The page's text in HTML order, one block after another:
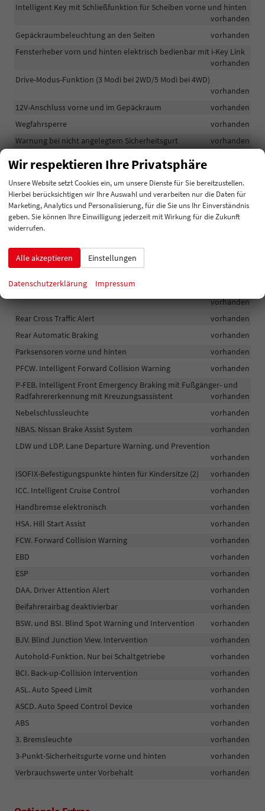
Intelligent Key mit Schließfunktion für Scheiben vorne und hinten
vorhanden
Gepäckraumbeleuchtung an den Seiten
vorhanden
Fensterheber vorn und hinten elektrisch bedienbar mit i-Key Link
vorhanden
Drive-Modus-Funktion (3 Modi bei 2WD/5 Modi bei 4WD)
vorhanden
12V-Anschluss vorne und im Gepäckraum
vorhanden
Wegfahrsperre
vorhanden
Warnung bei nicht angelegtem Sicherheitsgurt
vorhanden
Warnleuchten automatisch (Richtungsanzeiger hinten) bei
Notstopp
Verkehrszeichenerkennung/Traffic Sign Recognition (TSR)
vorhanden
VDC. Vehicle Dynamic Control
vorhanden
TPMS. Reifendruckkontrollsystem
Servolenkung elektronisch und geschwindigkeitsabhängig
Rückfahrkamera mit dynamischer Abstandsmarkierung
vorhanden
Rear Cross Traffic Alert
vorhanden
Rear Automatic Braking
vorhanden
Parksensoren vorne und hinten
vorhanden
PFCW. Intelligent Forward Collision Warning
vorhanden
P-FEB. Intelligent Front Emergency Braking mit Fußgänger- und
Radfahrererkennung mit Kreuzungsassistent
vorhanden
Nebelschlussleuchte
vorhanden
NBAS. Nissan Brake Assist System
vorhanden
LDW und LDP. Lane Departure Warning. und Prevention
vorhanden
ISOFIX-Befestigungspunkte hinten für Kindersitze (2)
vorhanden
ICC. Intelligent Cruise Control
vorhanden
Handbremse elektronisch
vorhanden
HSA. Hill Start Assist
vorhanden
FCW. Forward Collision Warning
vorhanden
EBD
vorhanden
ESP
vorhanden
DAA. Driver Attention Alert
vorhanden
Beifahrerairbag deaktivierbar
vorhanden
BSW. und BSI. Blind Spot Warning und Intervention
vorhanden
BJV. Blind Junction View. Intervention
vorhanden
Autohold-Funktion. Nur bei Schaltgetriebe
vorhanden
BCI. Back-up-Collision Intervention
vorhanden
ASL. Auto Speed Limit
vorhanden
ASCD. Auto Speed Control Device
vorhanden
ABS
vorhanden
3. Bremsleuchte
vorhanden
3-Punkt-Sicherheitsgurte vorne und hinten
vorhanden
Verbrauchswerte unter Vorbehalt
vorhanden
Wir respektieren Ihre Privatsphäre
Unsere Website setzt Cookies ein, um unsere Dienste für Sie bereitzustellen.
Hierbei berücksichtigen wir Ihre Auswahl und verarbeiten nur die Daten für
Marketing, Analytics und Personalisierung, für die Sie uns Ihr Einverständnis
geben. Sie können Ihre Einwilligung jederzeit mit Wirkung für die Zukunft
widerrufen.
Alle akzeptieren Einstellungen
Datenschutzerklärung Impressum